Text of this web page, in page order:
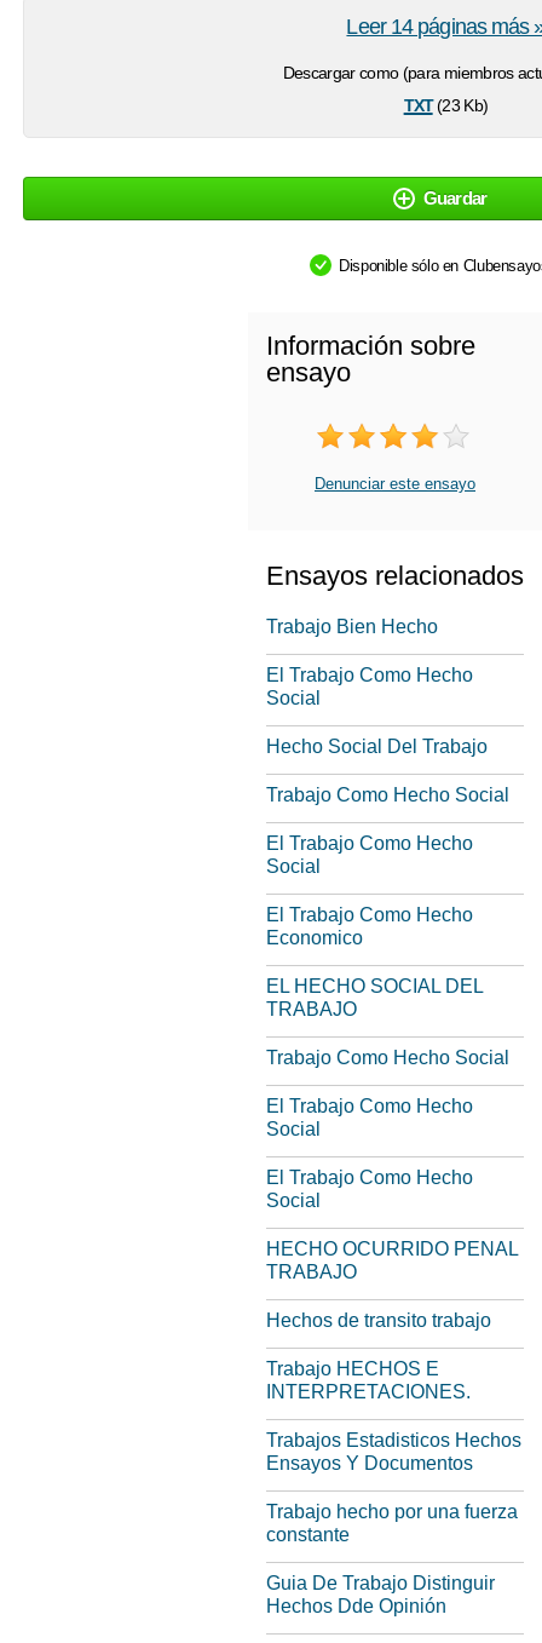
Descargar como (para miembros
txt(23 Kb)
Leer 14 páginas más
Guardar
Disponible sólo en
Información sobre
ensayo
Denunciar este ensayo
Ensayos relacionados
Trabajo Bien Hecho
El Trabajo Como Hecho
Social
Hecho Social Del Trabajo
Trabajo Como Hecho Social
El Trabajo Como Hecho
Social
El Trabajo Como Hecho
Economico
EL HECHO SOCIAL DEL
TRABAJO
Trabajo Como Hecho Social
El Trabajo Como Hecho
Social
El Trabajo Como Hecho
Social
HECHO OCURRIDO PENAL
TRABAJO
Hechos de transito trabajo
Trabajo HECHOS E
INTERPRETACIONES.
Trabajos Estadisticos Hechos
Ensayos Y Documentos
Trabajo hecho por una fuerza
constante
Guia De Trabajo Distinguir
Hechos Dde Opinión